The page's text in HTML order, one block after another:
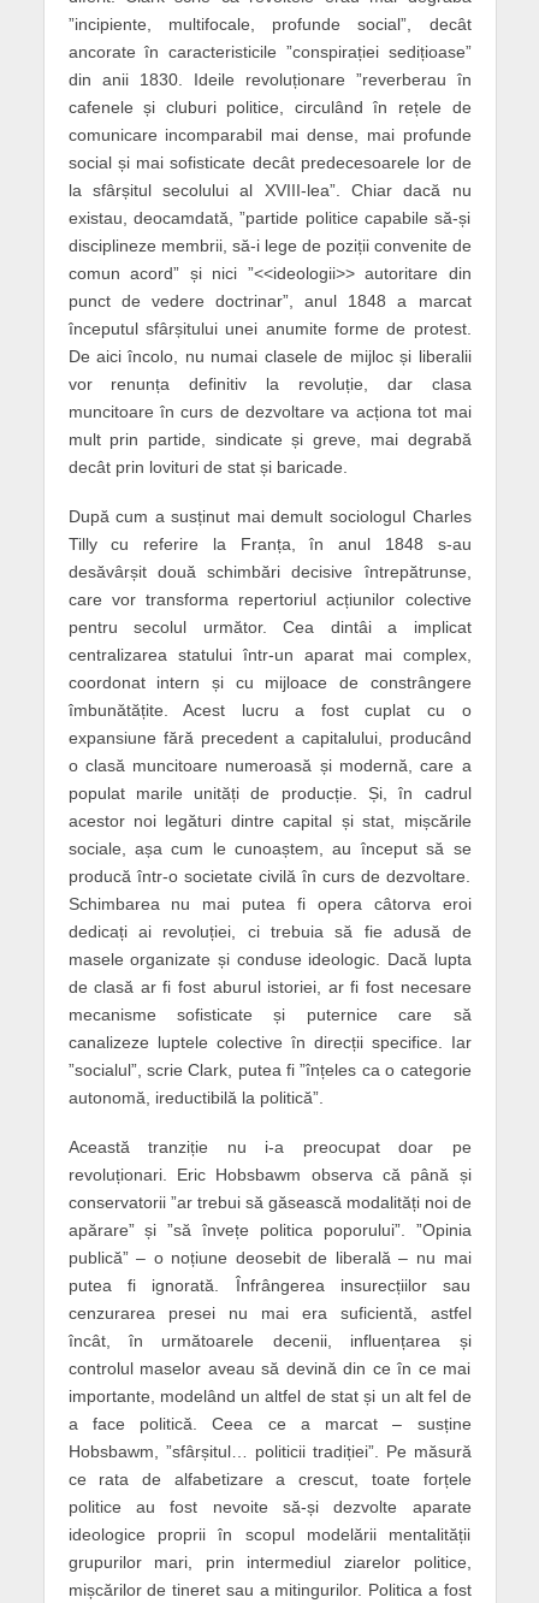
”incipiente, multifocale, profunde social”, decât
ancorate în caracteristicile ”conspirației sedițioase”
din anii 1830. Ideile revoluționare ”reverberau în
cafenele și cluburi politice, circulând în rețele de
comunicare incomparabil mai dense, mai profunde
social și mai sofisticate decât predecesoarele lor de
la sfârșitul secolului al XVIII-lea”. Chiar dacă nu
existau, deocamdată, ”partide politice capabile să-și
disciplineze membrii, să-i lege de poziții convenite de
comun acord” și nici ”<<ideologii>> autoritare din
punct de vedere doctrinar”,anul 1848 a marcat
începutul sfârșitului unei anumite forme de protest.
De aici încolo, nu numai clasele de mijloc și liberalii
vor renunța definitiv la revoluție, dar clasa
muncitoare în curs de dezvoltare va acționa tot mai
mult prin partide, sindicate și greve, mai degrabă
decât prin lovituri de stat și baricade.
După cum a susținut mai demult sociologul Charles
Tillycu referire laFranța, în anul 1848 s-au
desăvârșit două schimbări decisive întrepătrunse,
care vor transforma repertoriul acțiunilor colective
pentru secolul următor. Cea dintâi a implicat
centralizarea statului într-un aparat mai complex,
coordonat intern și cu mijloace de constrângere
îmbunătățite. Acest lucru a fost cuplat cu o
expansiune fără precedent a capitalului, producând
o clasă muncitoare numeroasă și modernă, care a
populat marile unități de producție. Și, în cadrul
acestor noi legături dintre capital și stat, mișcările
sociale, așa cum le cunoaștem, au început să se
producă într-o societate civilă în curs de dezvoltare.
Schimbarea nu mai putea fi opera câtorva eroi
dedicați ai revoluției, ci trebuia să fie adusă de
masele organizate și conduse ideologic. Dacă lupta
de clasă ar fi fost aburul istoriei, ar fi fost necesare
mecanisme sofisticate și puternice care să
canalizeze luptele colective în direcții specifice. Iar
”socialul”, scrie Clark, putea fi ”înțeles ca o categorie
autonomă, ireductibilă la politică”.
Această tranziție nu i-a preocupat doar pe
revoluționari. Eric Hobsbawm observa că până și
conservatorii ”ar trebui să găsească modalități noi de
apărare” și ”să învețe politica poporului”. ”Opinia
publică” – o noțiune deosebit de liberală – nu mai
putea fi ignorată. Înfrângerea insurecțiilor sau
cenzurarea presei nu mai era suficientă, astfel
încât, în următoarele decenii,
influențarea și
controlul maselor aveau să devină din ce în ce mai
importante, modelând un altfel de stat și un alt fel de
a face politică. Ceea ce a marcat – susține
Hobsbawm, ”sfârșitul… politicii tradiției”. Pe măsură
ce rata de alfabetizare a crescut, toate forțele
politice au fost nevoite să-și dezvolte aparate
ideologice proprii în scopul modelării mentalității
grupurilor mari, prin intermediul ziarelor politice,
mișcărilor de tineret sau a mitingurilor. Politica a fost